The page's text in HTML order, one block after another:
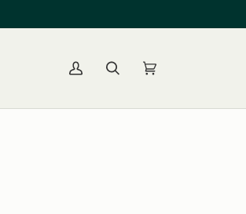
Mijn
Winkelmandje